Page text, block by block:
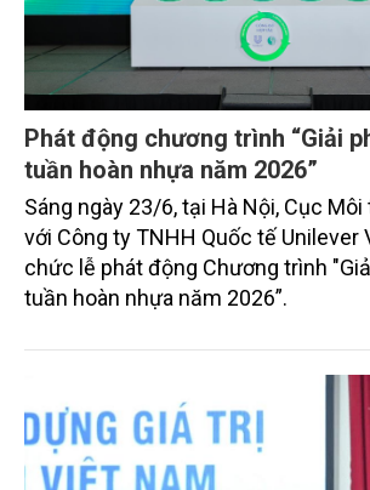
Phát động chương trình “Giải
tuần hoàn nhựa năm 2026”
Sáng ngày 23/6, tại Hà Nội, Cục
với Công ty TNHH Quốc tế Unilever
chức lễ phát động Chương trình
tuần hoàn nhựa năm 2026”.